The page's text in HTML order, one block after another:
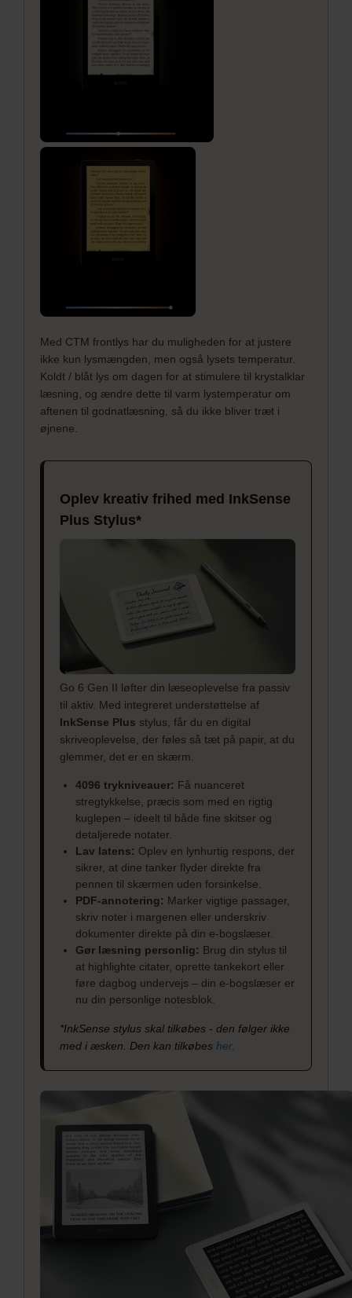
Med CTM frontlys har du muligheden for at justere
ikke kun lysmængden, men også lysets temperatur.
Koldt / blåt lys om dagen for at stimulere til krystalklar
læsning, og ændre dette til varm lystemperatur om
aftenen til godnatlæsning, så du ikke bliver træt i
øjnene.
Oplev kreativ frihed med InkSense
Plus Stylus*
Go 6 Gen II løfter din læseoplevelse fra passiv
til aktiv. Med integreret understøttelse af
InkSense Plus stylus, får du en digital
skriveoplevelse, der føles så tæt på papir, at du
glemmer, det er en skærm.
4096 trykniveauer: Få nuanceret
stregtykkelse, præcis som med en rigtig
kuglepen – ideelt til både fine skitser og
detaljerede notater.
Lav latens: Oplev en lynhurtig respons, der
sikrer, at dine tanker flyder direkte fra
pennen til skærmen uden forsinkelse.
PDF-annotering: Marker vigtige passager,
skriv noter i margenen eller underskriv
dokumenter direkte på din e-bogslæser.
Gør læsning personlig: Brug din stylus til
at highlighte citater, oprette tankekort eller
føre dagbog undervejs – din e-bogslæser er
nu din personlige notesblok.
*InkSense stylus skal tilkøbes - den følger ikke
med i æsken. Den kan tilkøbes her.